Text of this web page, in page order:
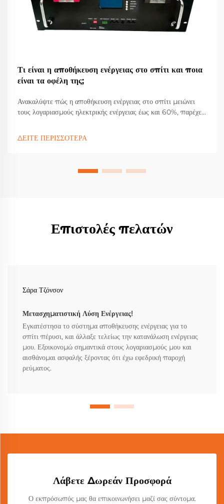
Τι είναι η αποθήκευση ενέργειας στο σπίτι και ποια
είναι τα οφέλη της;
Ανακαλύψτε πώς η αποθήκευση ενέργειας στο σπίτι μειώνει
τους λογαριασμούς ηλεκτρικής ενέργειας έως και 60%, παρέχει
περισσότερα για κίνητρα, εξοικονόμηση και πραγματικές
ΔΕΙΤΕ ΠΕΡΙΣΣΟΤΕΡΑ
Επιστολές πελατών
Σάρα Τζόνσον
Μετασχηματιστική Λύση Ενέργειας!
Εγκατέστησα το σύστημα αποθήκευσης ενέργειας για το
σπίτι πέρυσι, και άλλαξε τελείως την κατανάλωση ενέργειας
μου. Εξοικονομώ σημαντικά στους λογαριασμούς μου και
αισθάνομαι ασφαλής ξέροντας ότι έχω εφεδρική παροχή
ρεύματος.
Λάβετε Δωρεάν Προσφορά
Ο εκπρόσωπός μας θα επικοινωνήσει μαζί σας σύντομα.